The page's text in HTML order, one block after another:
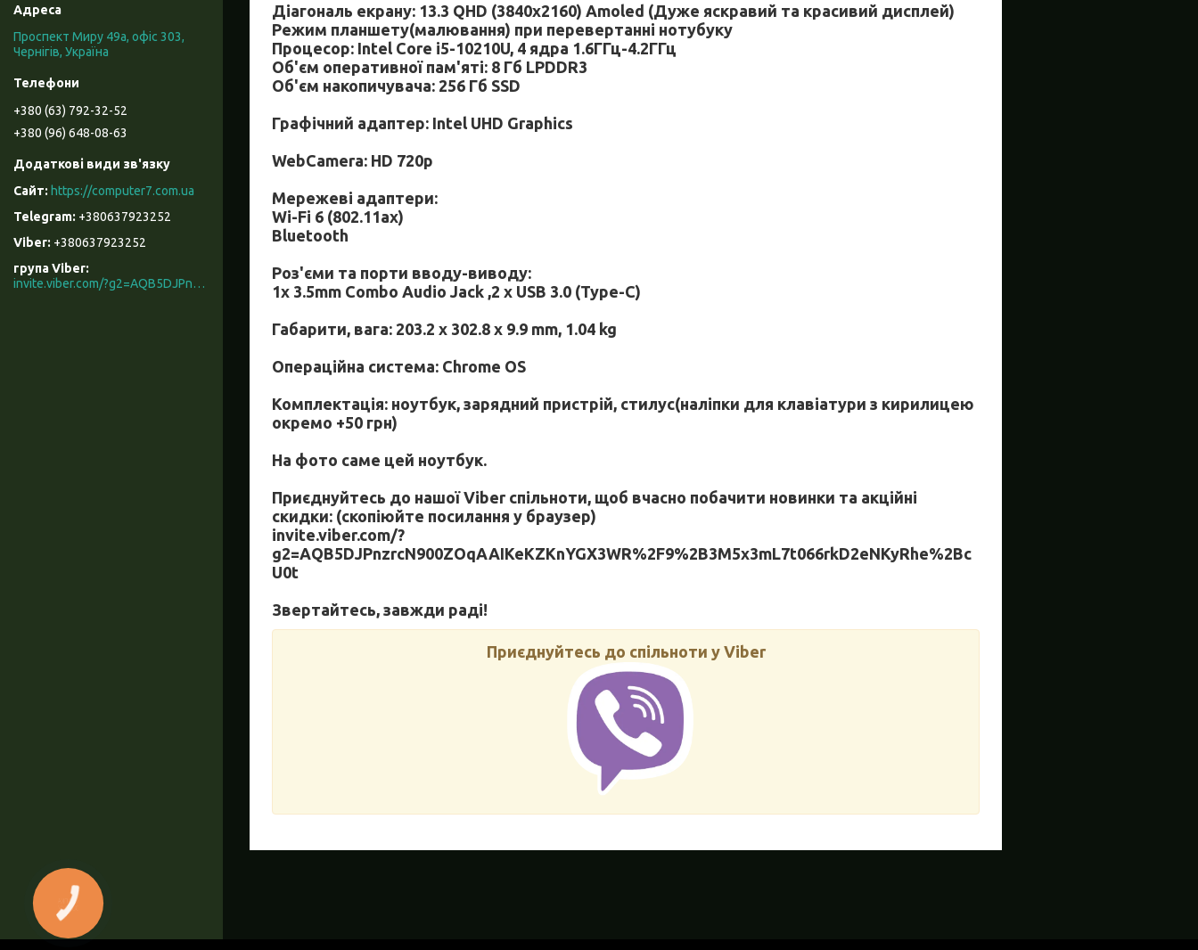
Діагональ екрану: 13.3 QHD (3840x2160) Amoled (Дуже яскравий та красивий дисплей)
Режим планшету(малювання) при перевертанні нотубуку
Процесор: Intel Core i5-10210U, 4 ядра 1.6ГГц-4.2ГГц
Об'єм оперативної пам'яті: 8 Гб LPDDR3
Об'єм накопичувача: 256 Гб SSD
Графічний адаптер: Intel UHD Graphics
WebCamera: HD 720p
Мережеві адаптери:
Wi-Fi 6 (802.11ax)
Bluetooth
Роз'єми та порти вводу-виводу:
1x 3.5mm Combo Audio Jack ,2 х USB 3.0 (Type-C)
Габарити, вага: 203.2 x 302.8 x 9.9 mm, 1.04 kg
Операційна система: Chrome OS
Комплектація: ноутбук, зарядний пристрій, стилус(наліпки для клавіатури з кирилицею
окремо +50 грн)
На фото саме цей ноутбук.
Приєднуйтесь до нашої Viber спільноти, щоб вчасно побачити новинки та акційні
скидки: (скопіюйте посилання у браузер)
invite.viber.com/?
g2=AQB5DJPnzrcN900ZOqAAIKeKZKnYGX3WR%2F9%2B3M5x3mL7t066rkD2eNKyRhe%2Bc
U0t
Звертайтесь, завжди раді!
Приєднуйтесь до спільноти у Viber
Проспект Миру 49а, офіс 303,
Чернігів, Україна
+380 (63) 792-32-52
+380 (96) 648-08-63
https://computer7.com.ua
+380637923252
+380637923252
група Viber
invite.viber.com/?g2=AQB5DJPnzrcN900ZOqAAIKeKZKnYGX3WR%2F9%2B3M5x3mL7t066rkD2eNKyRhe%2BcU0t